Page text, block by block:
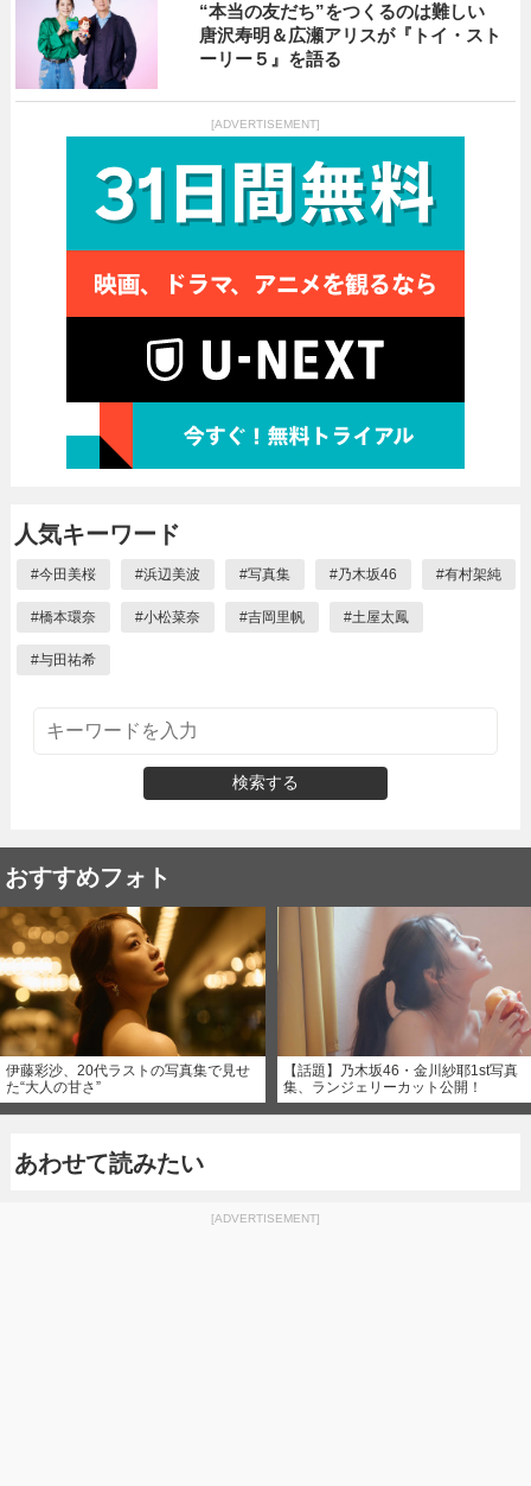
“本当の友だち”をつくるのは難しい
唐沢寿明＆広瀬アリスが『トイ・スト
ーリー５』を語る
[ADVERTISEMENT]
人気キーワード
#今田美桜 #浜辺美波 #写真集 #乃木坂46 #有村架純
#橋本環奈 #小松菜奈 #吉岡里帆 #土屋太鳳
#与田祐希
検索する
おすすめフォト
伊藤彩沙、20代ラストの写真集で見せ
た“大人の甘さ”
【話題】乃木坂46・金川紗耶1st写真
集、ランジェリーカット公開！
あわせて読みたい
[ADVERTISEMENT]